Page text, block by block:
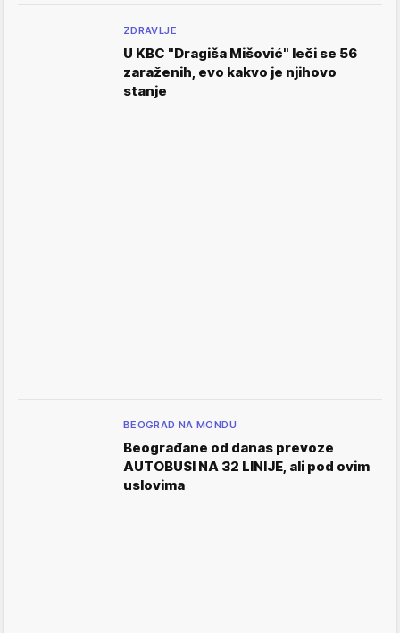
ZDRAVLJE
U KBC "Dragiša Mišović" leči se 56
zaraženih, evo kakvo je njihovo
stanje
BEOGRAD NA MONDU
Beograđane od danas prevoze
AUTOBUSI NA 32 LINIJE, ali pod ovim
uslovima